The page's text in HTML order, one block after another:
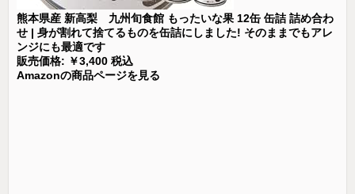
熊本県産 新高梨 九州旬食館 もったいな果 12缶 缶詰 詰め合わ
せ | 身が割れて捨てるものを缶詰にしました! そのままでもアレ
ンジにも最適です
販売価格: ￥3,400 税込
Amazonの商品ページを見る